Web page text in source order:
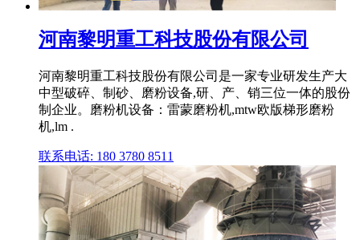
河南黎明重工科技股份有限公司
河南黎明重工科技股份有限公司是一家专业研发生产大
中型破碎、制砂、磨粉设备,研、产、销三位一体的股份
制企业。磨粉机设备：雷蒙磨粉机,mtw欧版梯形磨粉
机,lm .
联系电话: 180 3780 8511